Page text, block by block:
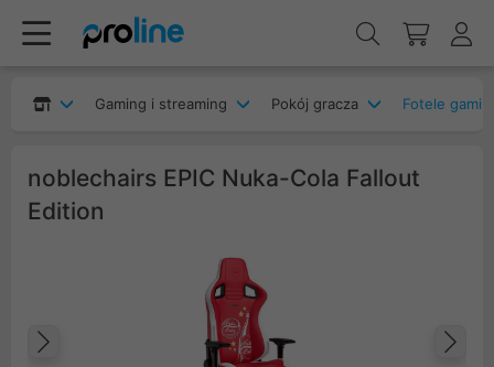
Gaming i streaming Pokój gracza Fotele
noblechairs EPIC Nuka-Cola Fallout
Edition